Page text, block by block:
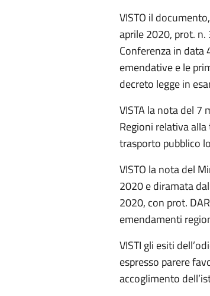
VISTO il
aprile 2020, prot.
Conferenza in data
emendative e le
decreto legge in
VISTA la nota del 7
Regioni relativa
trasporto pubblico
VISTO la nota del
2020 e diramata
2020, con prot.
emendamenti
VISTI gli esiti
espresso parere
accoglimento